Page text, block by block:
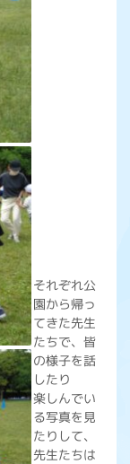
それぞれ公
園から帰っ
てきた先生
たちで、皆
の様子を話
したり
楽しんでい
る写真を見
たりして、
先生たちは